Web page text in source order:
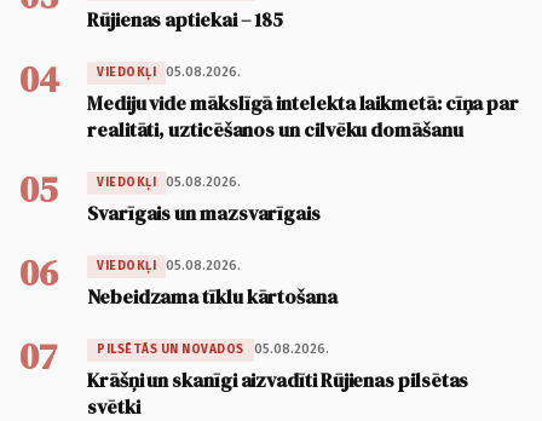
Rūjienas aptiekai – 185
04 VIEDOKĻI 05.08.2026.
Mediju vide mākslīgā intelekta laikmetā: cīņa par
realitāti, uzticēšanos un cilvēku domāšanu
05 VIEDOKĻI 05.08.2026.
Svarīgais un mazsvarīgais
06 VIEDOKĻI 05.08.2026.
Nebeidzama tīklu kārtošana
07 PILSĒTĀS UN NOVADOS 05.08.2026.
Krāšņi un skanīgi aizvadīti Rūjienas pilsētas
svētki